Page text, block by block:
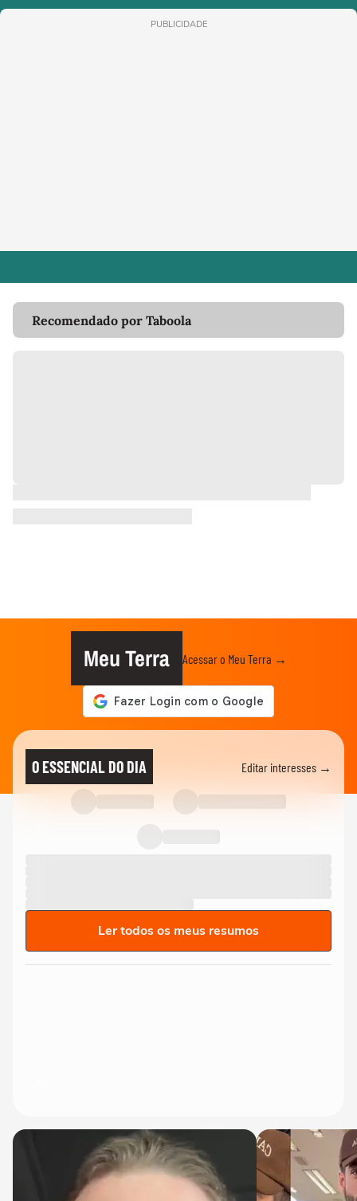
PUBLICIDADE
Recomendado por Taboola
Meu Terra Acessar o Meu Terra →
O ESSENCIAL DO DIA Editar interesses →
Ler todos os meus resumos